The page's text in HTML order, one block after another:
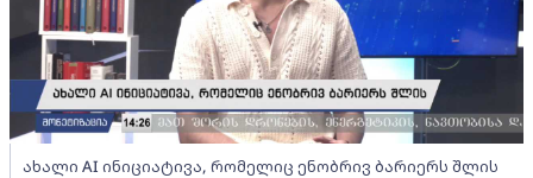
ახალი AI ინიციატივა, რომელიც ენობრივ ბარიერს შლის